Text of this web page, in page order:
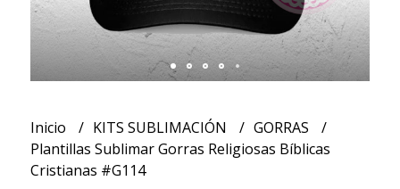
Inicio KITS SUBLIMACIÓN
GORRAS
Plantillas Sublimar Gorras Religiosas Bíblicas
Cristianas #G114